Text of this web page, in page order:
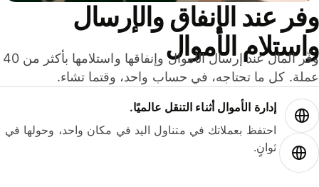
عند الإنفاق والإرسال
الأموال
وفّر المال عند إرسال الأموال وإنفاقها واستلامها بأكثر من 40
كل ما تحتاجه، في حساب واحد، وقتما تشاء.
إدارة الأموال أثناء التنقل عالميًا.
احتفظ بعملاتك في متناول اليد في مكان واحد، وحولها في
ثوانٍ.